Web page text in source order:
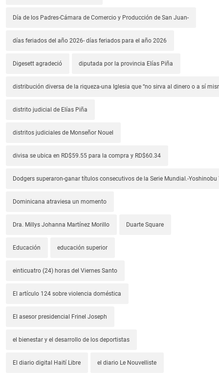
Día de los Padres-Cámara de Comercio y Producción de San Juan-
días feriados del año 2026- días feriados para el año 2026
Digesett agradeció diputada por la provincia Elías Piña
distribución diversa de la riqueza-una Iglesia que “no sirva al dinero o a sí
distrito judicial de Elías Piña
distritos judiciales de Monseñor Nouel
divisa se ubica en RD$59.55 para la compra y RD$60.34
Dodgers superaron-ganar títulos consecutivos de la Serie Mundial.-
Dominicana atraviesa un momento
Dra. Millys Johanna Martínez Morillo Duarte Square
Educación educación superior
einticuatro (24) horas del Viernes Santo
El artículo 124 sobre violencia doméstica
El asesor presidencial Frinel Joseph
el bienestar y el desarrollo de los deportistas
El diario digital Haití Libre el diario Le Nouvelliste